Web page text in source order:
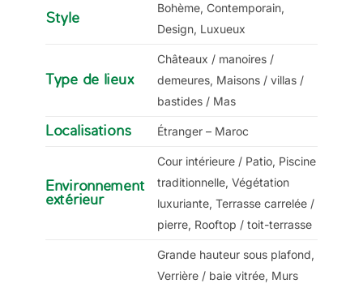
Style
Bohème, Contemporain,
Design, Luxueux
Type de lieux
Châteaux / manoires /
demeures, Maisons / villas /
bastides / Mas
Localisations Étranger – Maroc
Environnement
extérieur
Cour intérieure / Patio, Piscine
traditionnelle, Végétation
luxuriante, Terrasse carrelée /
pierre, Rooftop / toit-terrasse
Grande hauteur sous plafond,
Verrière / baie vitrée, Murs